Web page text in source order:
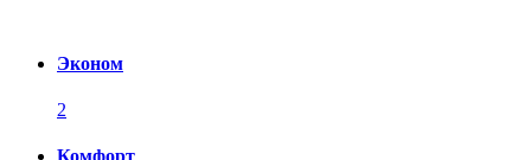
Эконом
2